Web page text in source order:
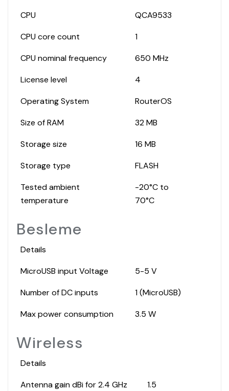
CPU
QCA9533
CPU core count
1
CPU nominal frequency
650 MHz
License level
4
Operating System
RouterOS
Size of RAM
32 MB
Storage size
16 MB
Storage type
FLASH
Tested ambient
temperature
-20°C to
70°C
Besleme
Details
MicroUSB input Voltage
5-5 V
Number of DC inputs
1 (MicroUSB)
Max power consumption
3.5 W
Wireless
Details
Antenna gain dBi for 2.4 GHz
1.5